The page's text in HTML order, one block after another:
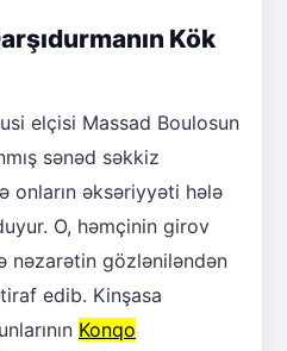
Kök
elçisi Massad Boulosun
sənəd səkkiz
onların əksəriyyəti hələ
O, həmçinin girov
nəzarətin gözləniləndən
edib. Kinşasa
Konqo